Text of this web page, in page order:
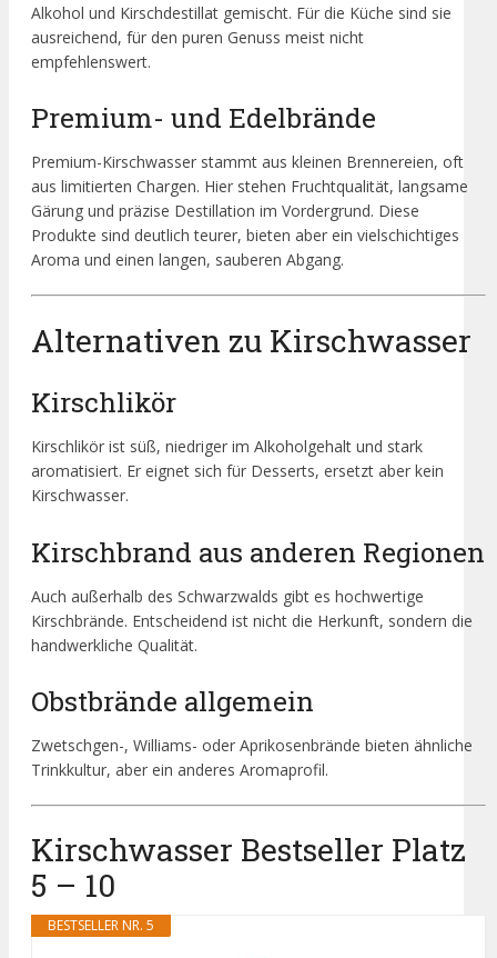
Alkohol und Kirschdestillat gemischt. Für die Küche sind sie
ausreichend, für den puren Genuss meist nicht
empfehlenswert.
Premium- und Edelbrände
Premium-Kirschwasser stammt aus kleinen Brennereien, oft
aus limitierten Chargen. Hier stehen Fruchtqualität, langsame
Gärung und präzise Destillation im Vordergrund. Diese
Produkte sind deutlich teurer, bieten aber ein vielschichtiges
Aroma und einen langen, sauberen Abgang.
Alternativen zu Kirschwasser
Kirschlikör
Kirschlikör ist süß, niedriger im Alkoholgehalt und stark
aromatisiert. Er eignet sich für Desserts, ersetzt aber kein
Kirschwasser.
Kirschbrand aus anderen Regionen
Auch außerhalb des Schwarzwalds gibt es hochwertige
Kirschbrände. Entscheidend ist nicht die Herkunft, sondern die
handwerkliche Qualität.
Obstbrände allgemein
Zwetschgen-, Williams- oder Aprikosenbrände bieten ähnliche
Trinkkultur, aber ein anderes Aromaprofil.
Kirschwasser Bestseller Platz
5 – 10
BESTSELLER NR. 5